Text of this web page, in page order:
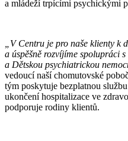
a mládeží trpícími psychickými
„V Centru je pro naše klienty k
a úspěšně rozvíjíme spolupráci
a Dětskou psychiatrickou
vedoucí naší chomutovské
tým poskytuje bezplatnou
ukončení hospitalizace ve
podporuje rodiny klientů.